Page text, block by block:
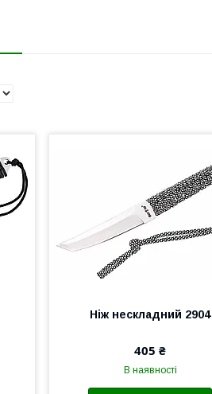
Ніж нескладний 2904
405 ₴
В наявності